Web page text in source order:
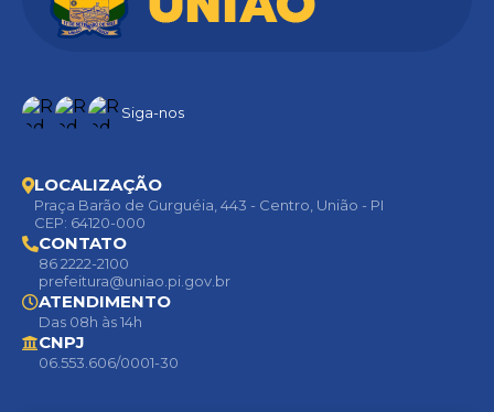
Siga-nos
LOCALIZAÇÃO
Praça Barão de Gurguéia, 443 - Centro, União - PI
CEP: 64120-000
CONTATO
86 2222-2100
prefeitura@uniao.pi.gov.br
ATENDIMENTO
Das 08h às 14h
CNPJ
06.553.606/0001-30